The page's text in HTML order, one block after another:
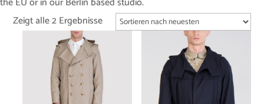
Zeigt alle 2 Ergebnisse